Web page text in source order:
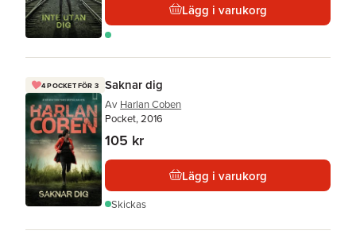
Lägg i varukorg
4 POCKET FÖR 3 Saknar dig
Av Harlan Coben
Pocket, 2016
105 kr
Lägg i varukorg
Skickas